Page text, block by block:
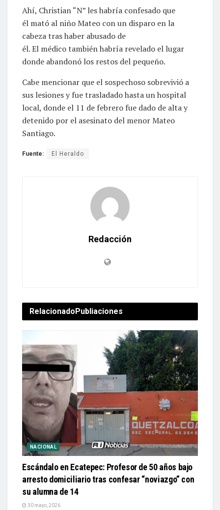
Ahí, Christian “N” les habría confesado que
él mató al niño Mateo con un disparo en la
cabeza tras haber abusado de
él. El médico también habría revelado el lugar
donde abandonó los restos del pequeño.
Cabe mencionar que el sospechoso sobrevivió a
sus lesiones y fue trasladado hasta un hospital
local, donde el 11 de febrero fue dado de alta y
detenido por el asesinato del menor Mateo
Santiago.
Fuente: El Heraldo
Redacción
RelacionadoPubliaciones
NACIONAL
Escándalo en Ecatepec: Profesor de 50 años bajo
arresto domiciliario tras confesar “noviazgo” con
su alumna de 14
30 mayo, 2026